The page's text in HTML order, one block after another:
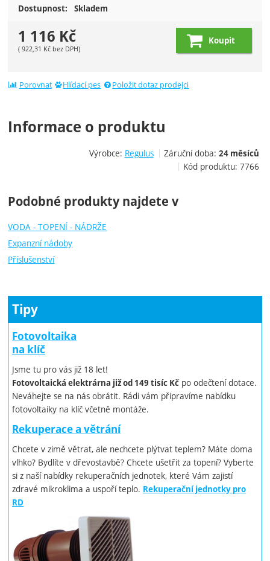
Dostupnost: Skladem
1 116 Kč
( 922,31 Kč bez DPH)
Koupit
Porovnat Hlídací pes Položit dotaz prodejci
Informace o produktu
Výrobce: Regulus Záruční doba: 24 měsíců
Kód produktu: 7766
Podobné produkty najdete v
VODA - TOPENÍ - NÁDRŽE
Expanzní nádoby
Příslušenství
Tipy
Fotovoltaika
na klíč
Jsme tu pro vás již 18 let!
Fotovoltaická elektrárna již od 149 tisíc Kč po odečtení dotace.
Neváhejte se na nás obrátit. Rádi vám připravíme nabídku
fotovoltaiky na klíč včetně montáže.
Rekuperace a větrání
Chcete v zimě větrat, ale nechcete plýtvat teplem? Máte doma
vlhko? Bydlíte v dřevostavbě? Chcete ušetřit za topení? Vyberte
si z naší nabídky rekuperačních jednotek, které Vám zajistí
zdravé mikroklima a uspoří teplo. Rekuperační jednotky pro
RD